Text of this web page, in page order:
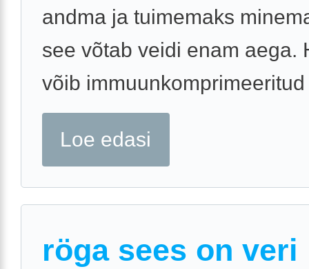
andma ja tuimemaks
see võtab veidi enam aega.
võib immuunkomprimeeritud
Loe edasi
röga sees on veri